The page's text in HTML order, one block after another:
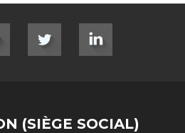
(SIÈGE SOCIAL)